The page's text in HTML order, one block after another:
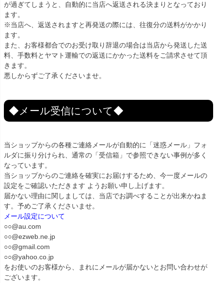
が過ぎてしまうと、自動的に当店へ返送される決まりとなっており
ます。
※当店へ、返送されますと再発送の際には、往復分の送料がかかり
ます。
また、お客様都合でのお受け取り辞退の場合は当店から発送した送
料、手数料とヤマト運輸での返送にかかった送料をご請求させて頂
きます。
悪しからずご了承くださいませ。
◆メール受信について◆
当ショップからの各種ご連絡メールが自動的に「迷惑メール」フォ
ルダに振り分けられ、通常の「受信箱」で参照できない事例が多く
なっています。
当ショップからのご連絡を確実にお届けするため、今一度メールの
設定をご確認いただきます ようお願い申し上げます。
届かない理由に関しましては、当店でお調べすることが出来かねま
す。予めご了承くださいませ。
メール設定について
○○@au.com
○○@ezweb.ne.jp
○○@gmail.com
○○@yahoo.co.jp
をお使いのお客様から、まれにメールが届かないとお問い合わせが
ございます。